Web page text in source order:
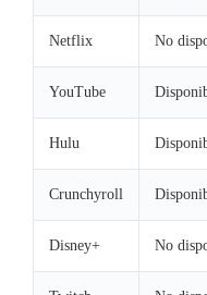
Netflix No
YouTube
Hulu
Crunchyroll
Disney+ No